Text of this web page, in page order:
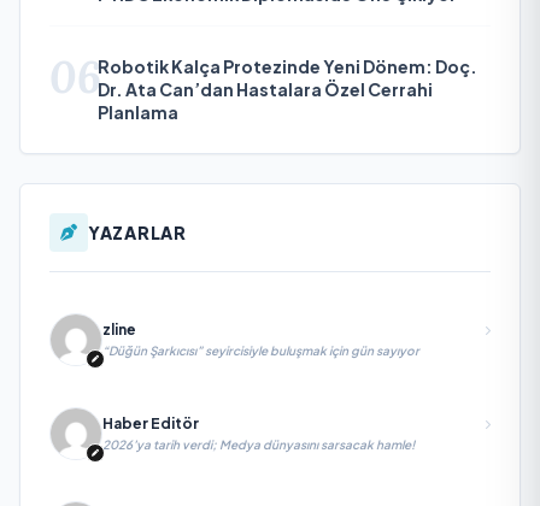
06Robotik Kalça Protezinde Yeni Dönem: Doç.
Dr. Ata Can’dan Hastalara Özel Cerrahi
Planlama
YAZARLAR
zline
“Düğün Şarkıcısı” seyircisiyle buluşmak için gün sayıyor
Haber Editör
2026’ya tarih verdi; Medya dünyasını sarsacak hamle!